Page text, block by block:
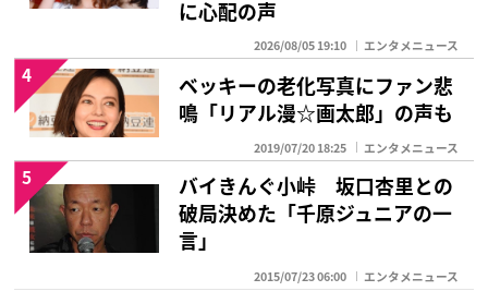
に心配の声
2026/08/05 19:10 エンタメニュース
ベッキーの老化写真にファン悲
鳴「リアル漫☆画太郎」の声も
2019/07/20 18:25 エンタメニュース
4
バイきんぐ小峠 坂口杏里との
破局決めた「千原ジュニアの一
言」
2015/07/23 06:00 エンタメニュース
5